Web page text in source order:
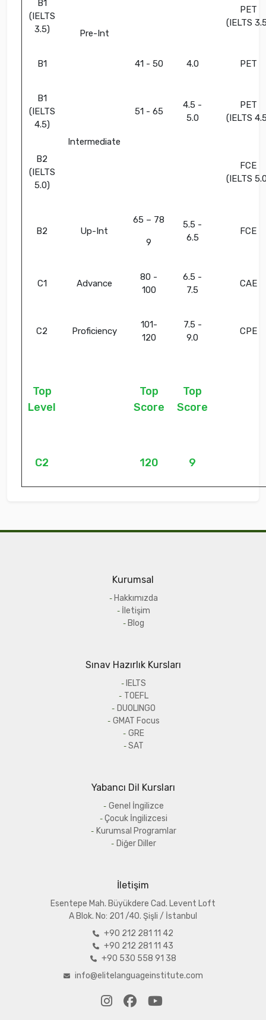
B1
(IELTS
3.5)
Pre-Int
PET
(IELTS
B1 41 - 50 4.0 PET
B1
(IELTS
4.5)
Intermediate
51 - 65
4.5 -
5.0
PET
(IELTS
B2
(IELTS
5.0)
FCE
(IELTS
B2 Up-Int
65 – 78
9
5.5 -
6.5
FCE
C1 Advance
80 -
100
6.5 -
7.5
CAE
C2 Proficiency
101-
120
7.5 -
9.0
CPE
Top
Level
Top
Score
Top
Score
C2 120 9
Kurumsal
Hakkımızda
İletişim
Blog
Sınav Hazırlık Kursları
IELTS
TOEFL
DUOLINGO
GMAT Focus
GRE
SAT
Yabancı Dil Kursları
Genel İngilizce
Çocuk İngilizcesi
Kurumsal Programlar
Diğer Diller
İletişim
Esentepe Mah. Büyükdere Cad. Levent Loft
A Blok. No: 201 /40. Şişli / İstanbul
+90 212 281 11 42
+90 212 281 11 43
+90 530 558 91 38
info@elitelanguageinstitute.com